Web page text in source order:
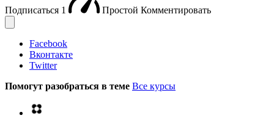
Подписаться 1 Простой Комментировать
Facebook
Вконтакте
Twitter
Помогут разобраться в теме Все курсы